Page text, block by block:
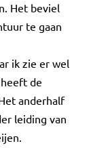
Het beviel
te gaan
ik zie er wel
de
anderhalf
leiding van